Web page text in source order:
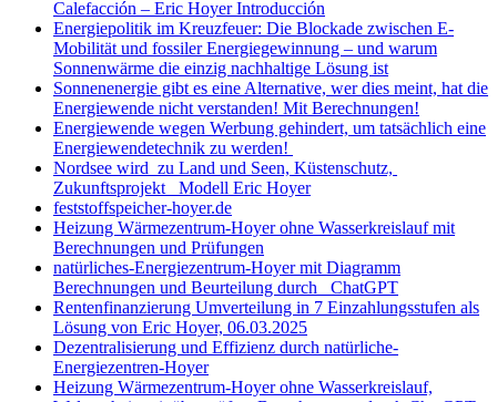
Calefacción – Eric Hoyer Introducción
Energiepolitik im Kreuzfeuer: Die Blockade zwischen E-
Mobilität und fossiler Energiegewinnung – und warum
Sonnenwärme die einzig nachhaltige Lösung ist
Sonnenenergie gibt es eine Alternative, wer dies meint, hat die
Energiewende nicht verstanden! Mit Berechnungen!
Energiewende wegen Werbung gehindert, um tatsächlich eine
Energiewendetechnik zu werden!
Nordsee wird zu Land und Seen, Küstenschutz,
Zukunftsprojekt Modell Eric Hoyer
feststoffspeicher-hoyer.de
Heizung Wärmezentrum-Hoyer ohne Wasserkreislauf mit
Berechnungen und Prüfungen
natürliches-Energiezentrum-Hoyer mit Diagramm
Berechnungen und Beurteilung durch ChatGPT
Rentenfinanzierung Umverteilung in 7 Einzahlungsstufen als
Lösung von Eric Hoyer, 06.03.2025
Dezentralisierung und Effizienz durch natürliche-
Energiezentren-Hoyer
Heizung Wärmezentrum-Hoyer ohne Wasserkreislauf,